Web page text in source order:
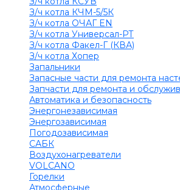
З/ч котла КЧМ-5/5К
З/ч котла ОЧАГ EN
З/ч котла Универсал-РТ
З/ч котла Факел-Г (КВА)
З/ч котла Хопер
Запальники
Запасные части для ремонта
Запчасти для ремонта и
Автоматика и безопасность
Энергонезависимая
Энергозависимая
Погодозависимая
САБК
Воздухонагреватели
VOLCANO
Горелки
Атмосферные